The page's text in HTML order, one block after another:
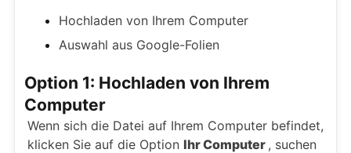
Hochladen von Ihrem Computer
Auswahl aus Google-Folien
Option 1: Hochladen von Ihrem
Computer
Wenn sich die Datei auf Ihrem Computer befindet,
klicken Sie auf die Option Ihr Computer , suchen